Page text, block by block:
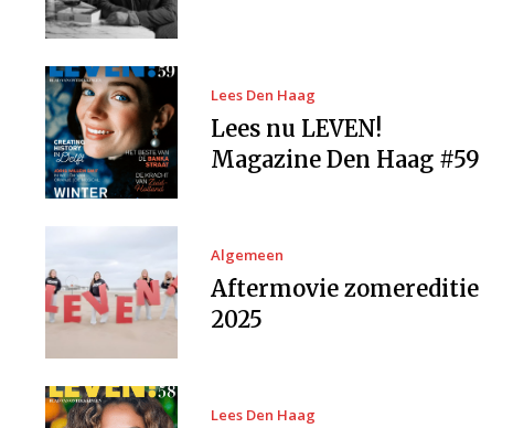
Lees Den Haag
Lees nu LEVEN!
Magazine Den Haag #59
Algemeen
Aftermovie zomereditie
2025
Lees Den Haag